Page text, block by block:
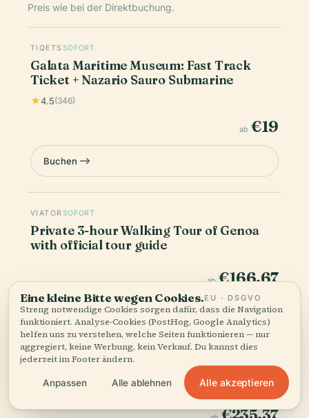
Preis wie bei der Direktbuchung.
TIQETS SOFORT
Galata Maritime Museum: Fast Track
Ticket + Nazario Sauro Submarine
4.5(346)
ab €19
Buchen
VIATOR SOFORT
Private 3-hour Walking Tour of Genoa
with official tour guide
ab €166.67
Buchen
VIATORSOFORT
Genoa Private Guided Gastronomic Tour
Eine kleine Bitte wegen Cookies.EU · DSGVO
Streng notwendige Cookies sorgen dafür, dass die Navigation
funktioniert. Analyse-Cookies (PostHog, Google Analytics)
helfen uns zu verstehen, welche Seiten funktionieren — nur
aggregiert, keine Werbung, kein Verkauf. Du kannst dies
jederzeit im Footer ändern.
Anpassen Alle ablehnen Alle akzeptieren